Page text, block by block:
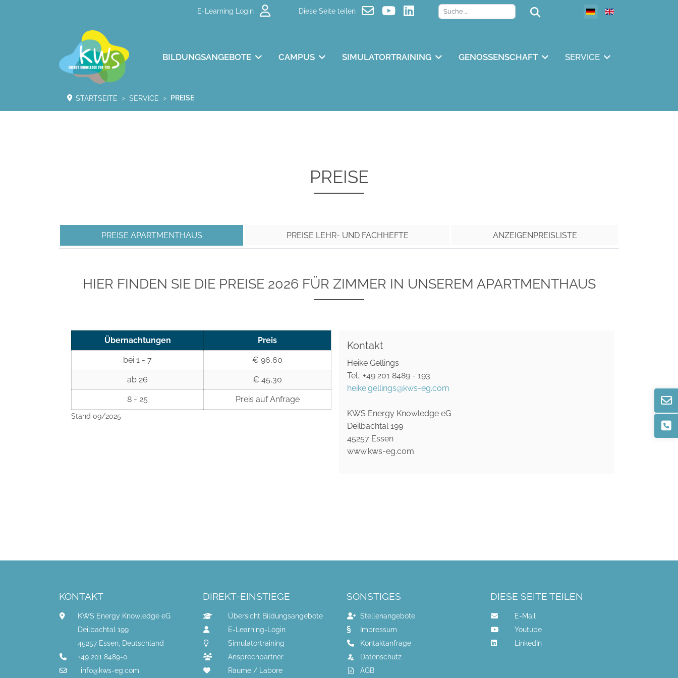
E-Learning Login Diese Seite teilen SuchenSprache auswählen
BILDUNGSANGEBOTE CAMPUS SIMULATORTRAINING GENOSSENSCHAFT SERVICE
STARTSEITE SERVICE PREISE
PREISE
PREISE APARTMENTHAUS PREISE LEHR- UND FACHHEFTE ANZEIGENPREISLISTE
HIER FINDEN SIE DIE PREISE 2026 FÜR ZIMMER IN UNSEREM APARTMENTHAUS
Übernachtungen Preis
bei 1 - 7 € 96,60
ab 26 € 45,30
8 - 25 Preis auf Anfrage
Stand 09/2025
Kontakt
Heike Gellings
Tel.: +49 201 8489 - 193
heike.gellings@kws-eg.com
KWS Energy Knowledge eG
Deilbachtal 199
45257 Essen
www.kws-eg.com
KONTAKT
KWS Energy Knowledge eG
Deilbachtal 199
45257 Essen, Deutschland
+49 201 8489-0
info@kws-eg.com
DIREKT-EINSTIEGE
Übersicht Bildungsangebote
E-Learning-Login
Simulatortraining
Ansprechpartner
Räume / Labore
SONSTIGES
Stellenangebote
Impressum
Kontaktanfrage
Datenschutz
AGB
DIESE SEITE TEILEN
E-Mail
Youtube
LinkedIn